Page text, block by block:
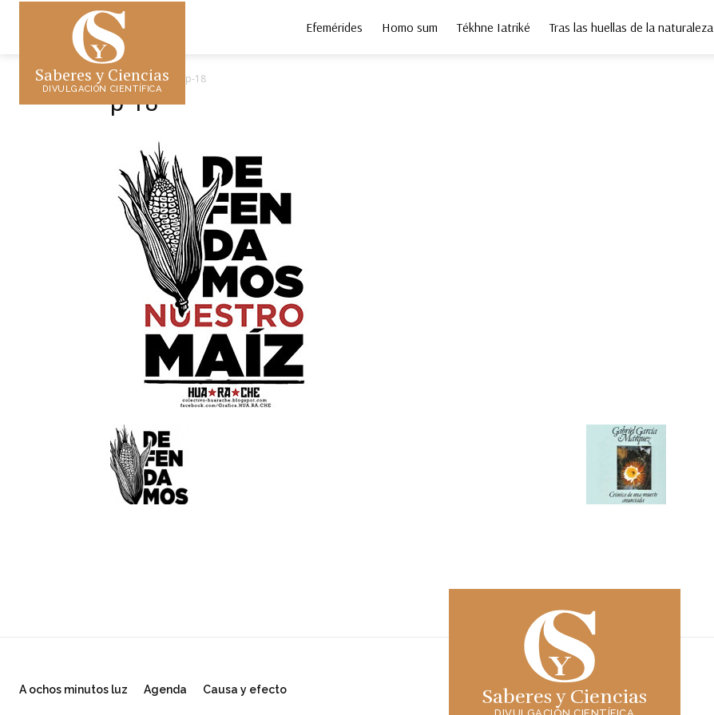
Saberes y Ciencias
DIVULGACIÓN CIENTÍFICA
Efemérides Homo sum Tékhne Iatriké Tras las huellas de la naturaleza
Inicio p-18 p-18
p-18
A ochos minutos luz Agenda Causa y efecto Saberes y Ciencias
DIVULGACIÓN CIENTÍFICA